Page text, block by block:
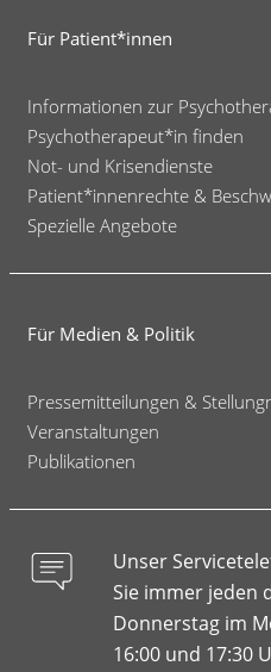
Für Patient*innen
Informationen zur
Psychotherapeut*in finden
Not- und Krisendienste
Patient*innenrechte &
Spezielle Angebote
Für Medien & Politik
Pressemitteilungen &
Veranstaltungen
Publikationen
Unser
Sie immer jeden
Donnerstag im
16:00 und 17:30